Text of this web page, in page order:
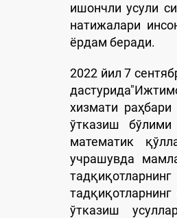
ишончли усули
натижалари
ёрдам беради.
2022 йил 7
хизмати
ўтказиш
математик
учрашувда
ўтказиш